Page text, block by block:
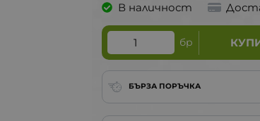
В наличност
бр
БЪРЗА ПОРЪЧКА